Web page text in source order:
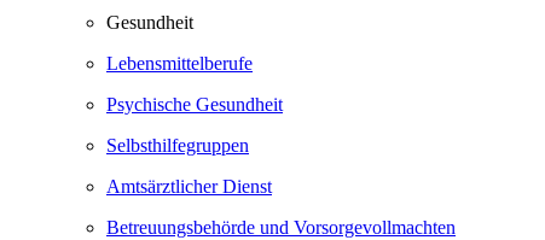
Gesundheit
Lebensmittelberufe
Psychische Gesundheit
Selbsthilfegruppen
Amtsärztlicher Dienst
Betreuungsbehörde und Vorsorgevollmachten